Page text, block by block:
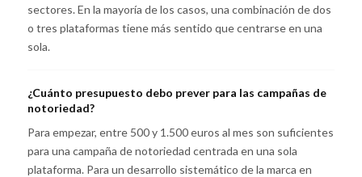
sectores. En la mayoría de los casos, una combinación de dos
o tres plataformas tiene más sentido que centrarse en una
sola.
¿Cuánto presupuesto debo prever para las campañas de
notoriedad?
Para empezar, entre 500 y 1.500 euros al mes son suficientes
para una campaña de notoriedad centrada en una sola
plataforma. Para un desarrollo sistemático de la marca en